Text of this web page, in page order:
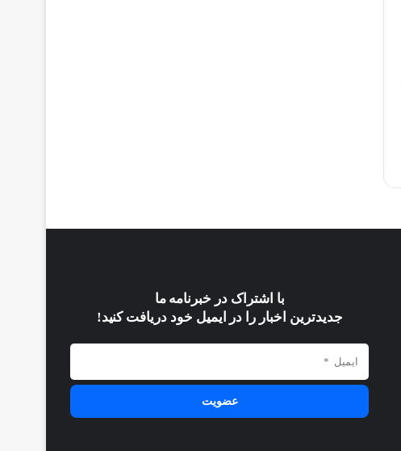
با اشتراک در خبرنامه ما
جدیدترین اخبار را در ایمیل خود دریافت کنید!